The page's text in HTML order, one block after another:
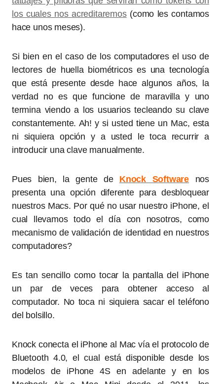
los cuales nos acreditaremos(como les contamos
hace unos meses).
Si bien en el caso de los computadores el uso de
lectores de huella biométricos es una tecnología
que está presente desde hace algunos años, la
verdad no es que funcione de maravilla y uno
termina viendo a los usuarios tecleando su clave
constantemente. Ah! y si usted tiene un Mac, esta
ni siquiera opción y a usted le toca recurrir a
introducir una clave manualmente.
Pues bien, la gente de Knock Software nos
presenta una opción diferente para desbloquear
nuestros Macs. Por qué no usar nuestro iPhone, el
cual llevamos todo el día con nosotros, como
mecanismo de validación de identidad en nuestros
computadores?
Es tan sencillo como tocar la pantalla del iPhone
un par de veces para obtener acceso al
computador. No toca ni siquiera sacar el teléfono
del bolsillo.
Knock conecta el iPhone al Mac vía el protocolo de
Bluetooth 4.0, el cual está disponible desde los
modelos de iPhone 4S en adelante y en los